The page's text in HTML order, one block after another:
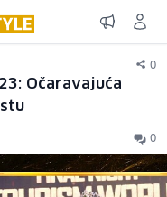
0
Očaravajuća
0